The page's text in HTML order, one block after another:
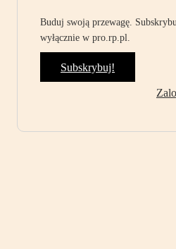
Buduj swoją przewagę.
wyłącznie w pro.rp.pl.
Subskrybuj!